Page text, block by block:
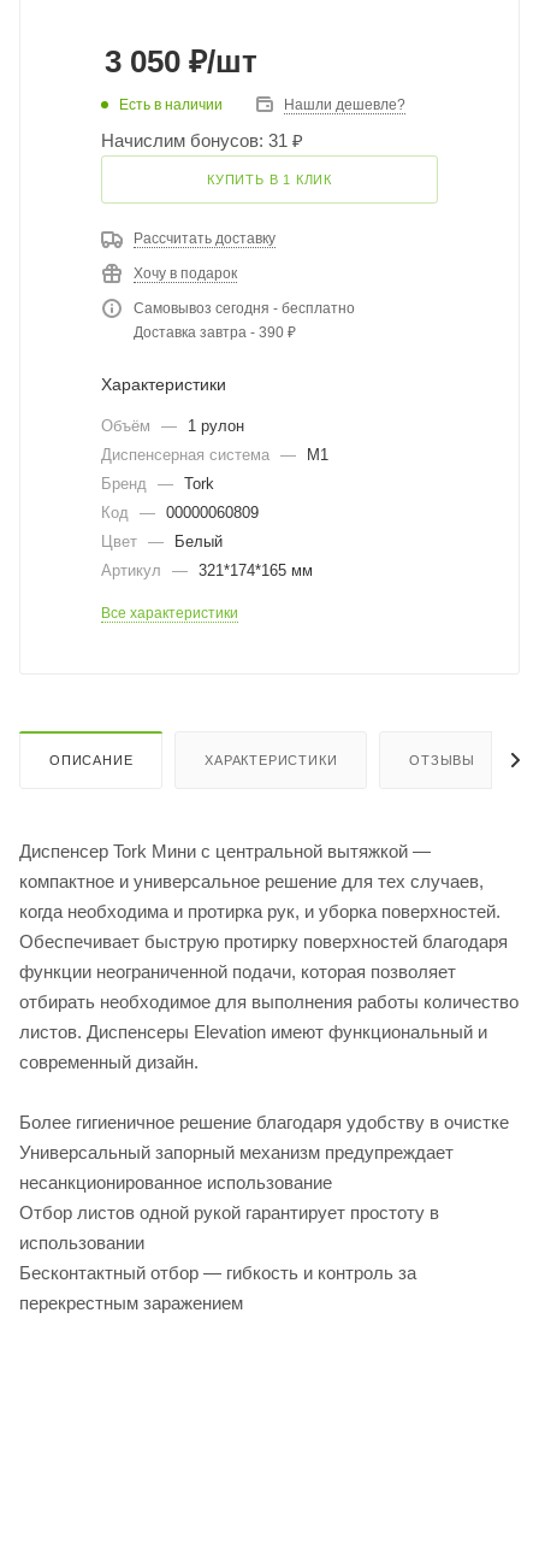
3 050 ₽/шт
Есть в наличии Нашли дешевле?
Начислим бонусов: 31 ₽
КУПИТЬ В 1 КЛИК
Рассчитать доставку
Хочу в подарок
Самовывоз сегодня - бесплатно
Доставка завтра - 390 ₽
Характеристики
Объём —
1 рулон
Диспенсерная система —
M1
Бренд — Tork
Код — 00000060809
Цвет —
Белый
Артикул
— 321*174*165 мм
Все характеристики
ОПИСАНИЕ ХАРАКТЕРИСТИКИ ОТЗЫВЫ
Диспенсер Tork Мини с центральной вытяжкой —
компактное и универсальное решение для тех случаев,
когда необходима и протирка рук, и уборка поверхностей.
Обеспечивает быструю протирку поверхностей благодаря
функции неограниченной подачи, которая позволяет
отбирать необходимое для выполнения работы количество
листов. Диспенсеры Elevation имеют функциональный и
современный дизайн.
Более гигиеничное решение благодаря удобству в очистке
Универсальный запорный механизм предупреждает
несанкционированное использование
Отбор листов одной рукой гарантирует простоту в
использовании
Бесконтактный отбор — гибкость и контроль за
перекрестным заражением